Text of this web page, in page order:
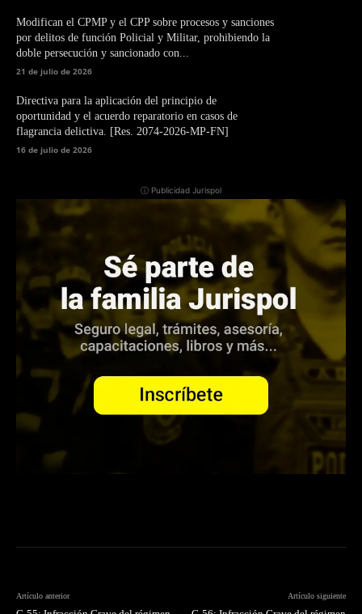
Modifican el CPMP y el CPP sobre procesos y sanciones
por delitos de función Policial y Militar, prohibiendo la
doble persecución y sancionado con...
21 de julio de 2026
Directiva para la aplicación del principio de
oportunidad y el acuerdo reparatorio en casos de
flagrancia delictiva. [Res. 2074-2026-MP-FN]
16 de julio de 2026
ⓘ Publicidad Jurispol
Artículo anterior Artículo siguiente